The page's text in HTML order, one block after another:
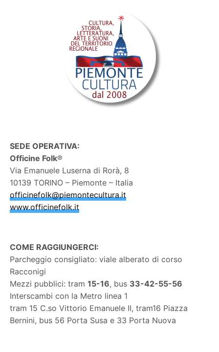
SEDE OPERATIVA:
Officine Folk®
Via Emanuele Luserna di Rorà, 8
10139 TORINO – Piemonte – Italia
officinefolk@piemontecultura.it
www.officinefolk.it
COME RAGGIUNGERCI:
Parcheggio consigliato: viale alberato di corso
Racconigi
Mezzi pubblici: tram15-16, bus 33-42-55-56
Interscambi con la Metro linea 1
tram 15 C.so Vittorio Emanuele II, tram16 Piazza
Bernini, bus 56 Porta Susa e 33 Porta Nuova